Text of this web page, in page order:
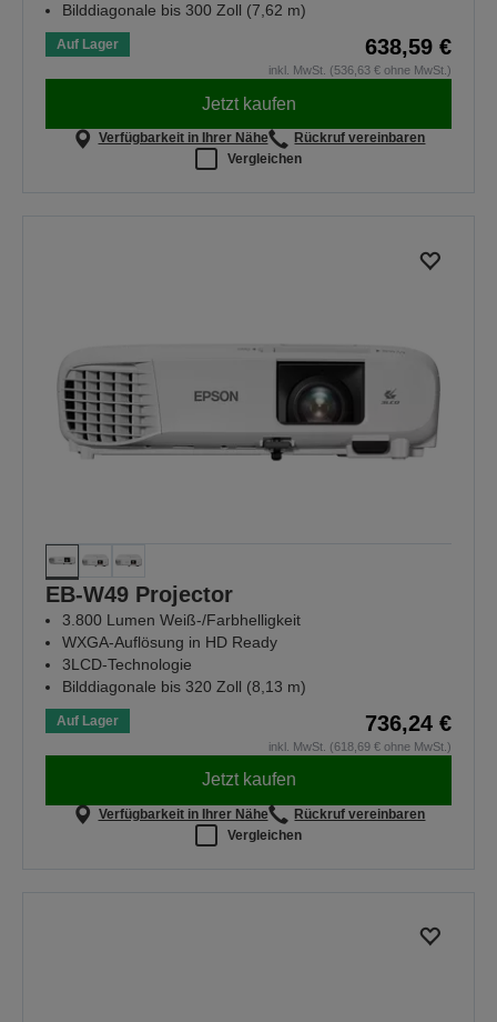
Bilddiagonale bis 300 Zoll (7,62 m)
Auf Lager 638,59 €
inkl. MwSt. (536,63 € ohne MwSt.)
Jetzt kaufen
Verfügbarkeit in Ihrer Nähe
Rückruf vereinbaren
Vergleichen
EB-W49 Projector
3.800 Lumen Weiß-/Farbhelligkeit
WXGA-Auflösung in HD Ready
3LCD-Technologie
Bilddiagonale bis 320 Zoll (8,13 m)
Auf Lager 736,24 €
inkl. MwSt. (618,69 € ohne MwSt.)
Jetzt kaufen
Verfügbarkeit in Ihrer Nähe
Rückruf vereinbaren
Vergleichen